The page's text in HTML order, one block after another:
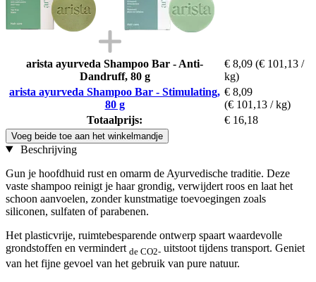
arista ayurveda Shampoo Bar - Anti-
Dandruff, 80 g
€ 8,09 (€ 101,13 /
kg)
arista ayurveda Shampoo Bar - Stimulating,
80 g
€ 8,09
(€ 101,13 / kg)
Totaalprijs:
€ 16,18
Voeg beide toe aan het winkelmandje
Beschrijving
Gun je hoofdhuid rust en omarm de Ayurvedische traditie. Deze
vaste shampoo reinigt je haar grondig, verwijdert roos en laat het
schoon aanvoelen, zonder kunstmatige toevoegingen zoals
siliconen, sulfaten of parabenen.
Het plasticvrije, ruimtebesparende ontwerp spaart waardevolle
grondstoffen en vermindert de CO2- uitstoot tijdens transport. Geniet
van het fijne gevoel van het gebruik van pure natuur.